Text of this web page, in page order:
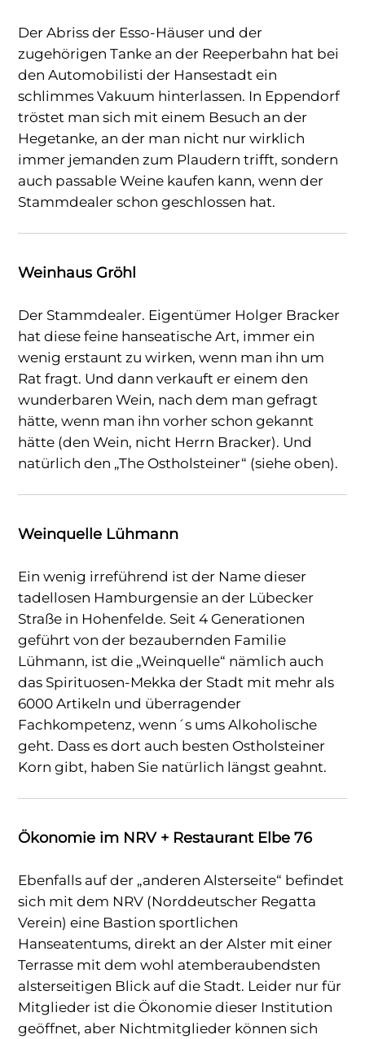
Der Abriss der Esso-Häuser und der
zugehörigen Tanke an der Reeperbahn hat bei
den Automobilisti der Hansestadt ein
schlimmes Vakuum hinterlassen. In Eppendorf
tröstet man sich mit einem Besuch an der
Hegetanke, an der man nicht nur wirklich
immer jemanden zum Plaudern trifft, sondern
auch passable Weine kaufen kann, wenn der
Stammdealer schon geschlossen hat.
Weinhaus Gröhl
Der Stammdealer. Eigentümer Holger Bracker
hat diese feine hanseatische Art, immer ein
wenig erstaunt zu wirken, wenn man ihn um
Rat fragt. Und dann verkauft er einem den
wunderbaren Wein, nach dem man gefragt
hätte, wenn man ihn vorher schon gekannt
hätte (den Wein, nicht Herrn Bracker). Und
natürlich den „The Ostholsteiner“ (siehe oben).
Weinquelle Lühmann
Ein wenig irreführend ist der Name dieser
tadellosen Hamburgensie an der Lübecker
Straße in Hohenfelde. Seit 4 Generationen
geführt von der bezaubernden Familie
Lühmann, ist die „Weinquelle“ nämlich auch
das Spirituosen-Mekka der Stadt mit mehr als
6000 Artikeln und überragender
Fachkompetenz, wenn´s ums Alkoholische
geht. Dass es dort auch besten Ostholsteiner
Korn gibt, haben Sie natürlich längst geahnt.
Ökonomie im NRV + Restaurant Elbe 76
Ebenfalls auf der „anderen Alsterseite“ befindet
sich mit dem NRV (Norddeutscher Regatta
Verein) eine Bastion sportlichen
Hanseatentums, direkt an der Alster mit einer
Terrasse mit dem wohl atemberaubendsten
alsterseitigen Blick auf die Stadt. Leider nur für
Mitglieder ist die Ökonomie dieser Institution
geöffnet, aber Nichtmitglieder können sich